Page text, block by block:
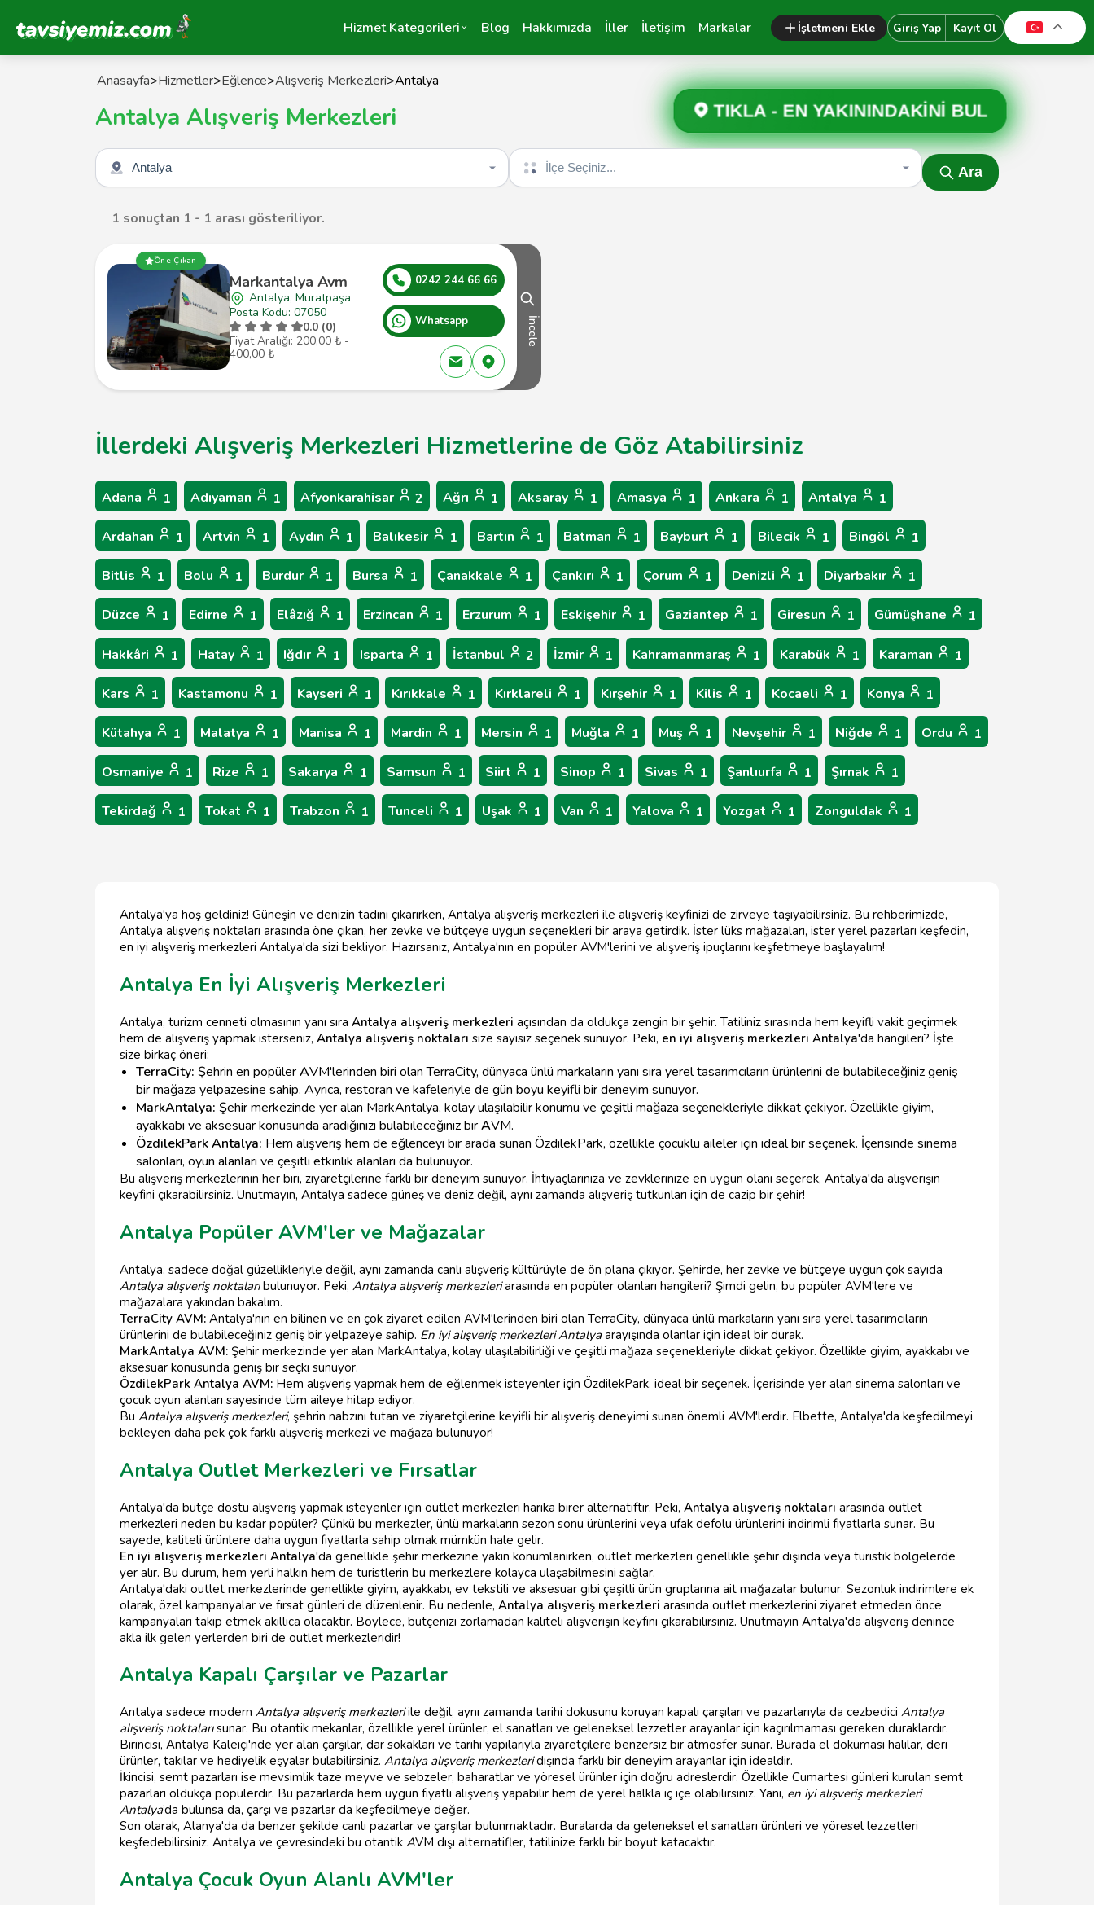
Tavsiyemiz Anasayfa Hizmet Kategorileri Blog Hakkımızda İller İletişim Markalar İşletmeni Ekle Giriş Yap Kayıt Ol
Anasayfa>Hizmetler>Eğlence>Alışveriş Merkezleri>Antalya
Antalya Alışveriş Merkezleri TIKLA -EN YAKININDAKİNİ BUL
Şehir seçin İlçe seçin
Ara
1 sonuçtan 1 - 1 arası gösteriliyor.
Öne Çıkan
Markantalya Avm
Antalya, Muratpaşa
Posta Kodu: 07050
0.0 (0)
Fiyat Aralığı: 200,00 ₺ -
400,00 ₺
0242 244 66 66
Whatsapp İncele
İllerdeki Alışveriş Merkezleri Hizmetlerine de Göz Atabilirsiniz
Adana 1 Adıyaman 1 Afyonkarahisar 2 Ağrı 1 Aksaray 1 Amasya 1 Ankara 1 Antalya 1
Ardahan 1 Artvin 1 Aydın 1 Balıkesir 1 Bartın 1 Batman 1 Bayburt 1 Bilecik 1 Bingöl 1
Bitlis 1 Bolu 1 Burdur 1 Bursa 1 Çanakkale 1 Çankırı 1 Çorum 1 Denizli 1 Diyarbakır 1
Düzce 1 Edirne 1 Elâzığ 1 Erzincan 1 Erzurum 1 Eskişehir 1 Gaziantep 1 Giresun 1 Gümüşhane 1
Hakkâri 1 Hatay 1 Iğdır 1 Isparta 1 İstanbul 2 İzmir 1 Kahramanmaraş 1 Karabük 1 Karaman 1
Kars 1 Kastamonu 1 Kayseri 1 Kırıkkale 1 Kırklareli 1 Kırşehir 1 Kilis 1 Kocaeli 1 Konya 1
Kütahya 1 Malatya 1 Manisa 1 Mardin 1 Mersin 1 Muğla 1 Muş 1 Nevşehir 1 Niğde 1 Ordu 1
Osmaniye 1 Rize 1 Sakarya 1 Samsun 1 Siirt 1 Sinop 1 Sivas 1 Şanlıurfa 1 Şırnak 1
Tekirdağ 1 Tokat 1 Trabzon 1 Tunceli 1 Uşak 1 Van 1 Yalova 1 Yozgat 1 Zonguldak 1
Antalya'ya hoş geldiniz! Güneşin ve denizin tadını çıkarırken, Antalya alışveriş merkezleri ile alışveriş keyfinizi de zirveye taşıyabilirsiniz. Bu rehberimizde,
Antalya alışveriş noktaları arasında öne çıkan, her zevke ve bütçeye uygun seçenekleri bir araya getirdik. İster lüks mağazaları, ister yerel pazarları keşfedin,
en iyi alışveriş merkezleri Antalya'da sizi bekliyor. Hazırsanız, Antalya'nın en popüler AVM'lerini ve alışveriş ipuçlarını keşfetmeye başlayalım!
Antalya En İyi Alışveriş Merkezleri
Antalya, turizm cenneti olmasının yanı sıra Antalya alışveriş merkezleri açısından da oldukça zengin bir şehir. Tatiliniz sırasında hem keyifli vakit geçirmek
hem de alışveriş yapmak isterseniz, Antalya alışveriş noktaları size sayısız seçenek sunuyor. Peki, en iyi alışveriş merkezleri Antalya'da hangileri? İşte
size birkaç öneri:
TerraCity: Şehrin en popülerAVM'lerinden biri olan TerraCity, dünyaca ünlü markaların yanı sıra yerel tasarımcıların ürünlerini de bulabileceğiniz geniş
bir mağaza yelpazesine sahip. Ayrıca, restoran ve kafeleriyle de gün boyu keyifli bir deneyim sunuyor.
MarkAntalya: Şehir merkezinde yer alan MarkAntalya, kolay ulaşılabilir konumu ve çeşitli mağaza seçenekleriyle dikkat çekiyor. Özellikle giyim,
ayakkabı ve aksesuar konusunda aradığınızı bulabileceğiniz birAVM.
ÖzdilekPark Antalya: Hem alışveriş hem de eğlenceyi bir arada sunan ÖzdilekPark, özellikle çocuklu aileler için ideal bir seçenek. İçerisinde sinema
salonları, oyun alanları ve çeşitli etkinlik alanları da bulunuyor.
Bu alışveriş merkezlerinin her biri, ziyaretçilerine farklı bir deneyim sunuyor. İhtiyaçlarınıza ve zevklerinize en uygun olanı seçerek, Antalya'da alışverişin
keyfini çıkarabilirsiniz. Unutmayın, Antalya sadece güneş ve deniz değil, aynı zamanda alışveriş tutkunları için de cazip bir şehir!
Antalya Popüler AVM'ler ve Mağazalar
Antalya, sadece doğal güzellikleriyle değil, aynı zamanda canlı alışveriş kültürüyle de ön plana çıkıyor. Şehirde, her zevke ve bütçeye uygun çok sayıda
Antalya alışveriş noktalarıbulunuyor. Peki, Antalya alışveriş merkezleriarasında en popüler olanları hangileri? Şimdi gelin, bu popüler AVM'lere ve
mağazalara yakından bakalım.
TerraCity AVM: Antalya'nın en bilinen ve en çok ziyaret edilen AVM'lerinden biri olan TerraCity, dünyaca ünlü markaların yanı sıra yerel tasarımcıların
ürünlerini de bulabileceğiniz geniş bir yelpazeye sahip. En iyi alışveriş merkezleri Antalyaarayışında olanlar için ideal bir durak.
MarkAntalya AVM: Şehir merkezinde yer alan MarkAntalya, kolay ulaşılabilirliği ve çeşitli mağaza seçenekleriyle dikkat çekiyor. Özellikle giyim, ayakkabı ve
aksesuar konusunda geniş bir seçki sunuyor.
ÖzdilekPark Antalya AVM: Hem alışveriş yapmak hem de eğlenmek isteyenler için ÖzdilekPark, ideal bir seçenek. İçerisinde yer alan sinema salonları ve
çocuk oyun alanları sayesinde tüm aileye hitap ediyor.
Bu Antalya alışveriş merkezleri, şehrin nabzını tutan ve ziyaretçilerine keyifli bir alışveriş deneyimi sunan önemli AVM'lerdir. Elbette, Antalya'da keşfedilmeyi
bekleyen daha pek çok farklı alışveriş merkezi ve mağaza bulunuyor!
Antalya Outlet Merkezleri ve Fırsatlar
Antalya'da bütçe dostu alışveriş yapmak isteyenler için outlet merkezleri harika birer alternatiftir. Peki, Antalya alışveriş noktaları arasında outlet
merkezleri neden bu kadar popüler? Çünkü bu merkezler, ünlü markaların sezon sonu ürünlerini veya ufak defolu ürünlerini indirimli fiyatlarla sunar. Bu
sayede, kaliteli ürünlere daha uygun fiyatlarla sahip olmak mümkün hale gelir.
En iyi alışveriş merkezleri Antalya'da genellikle şehir merkezine yakın konumlanırken, outlet merkezleri genellikle şehir dışında veya turistik bölgelerde
yer alır. Bu durum, hem yerli halkın hem de turistlerin bu merkezlere kolayca ulaşabilmesini sağlar.
Antalya'daki outlet merkezlerinde genellikle giyim, ayakkabı, ev tekstili ve aksesuar gibi çeşitli ürün gruplarına ait mağazalar bulunur. Sezonluk indirimlere ek
olarak, özel kampanyalar ve fırsat günleri de düzenlenir. Bu nedenle, Antalya alışveriş merkezleri arasında outlet merkezlerini ziyaret etmeden önce
kampanyaları takip etmek akıllıca olacaktır. Böylece, bütçenizi zorlamadan kaliteli alışverişin keyfini çıkarabilirsiniz. Unutmayın Antalya'da alışveriş denince
akla ilk gelen yerlerden biri de outlet merkezleridir!
Antalya Kapalı Çarşılar ve Pazarlar
Antalya sadece modern Antalya alışveriş merkezleriile değil, aynı zamanda tarihi dokusunu koruyan kapalı çarşıları ve pazarlarıyla da cezbedici Antalya
alışveriş noktalarısunar. Bu otantik mekanlar, özellikle yerel ürünler, el sanatları ve geleneksel lezzetler arayanlar için kaçırılmaması gereken duraklardır.
Birincisi, Antalya Kaleiçi'nde yer alan çarşılar, dar sokakları ve tarihi yapılarıyla ziyaretçilere benzersiz bir atmosfer sunar. Burada el dokuması halılar, deri
ürünler, takılar ve hediyelik eşyalar bulabilirsiniz. Antalya alışveriş merkezleridışında farklı bir deneyim arayanlar için idealdir.
İkincisi, semt pazarları ise mevsimlik taze meyve ve sebzeler, baharatlar ve yöresel ürünler için doğru adreslerdir. Özellikle Cumartesi günleri kurulan semt
pazarları oldukça popülerdir. Bu pazarlarda hem uygun fiyatlı alışveriş yapabilir hem de yerel halkla iç içe olabilirsiniz. Yani, en iyi alışveriş merkezleri
Antalya’da bulunsa da, çarşı ve pazarlar da keşfedilmeye değer.
Son olarak, Alanya'da da benzer şekilde canlı pazarlar ve çarşılar bulunmaktadır. Buralarda da geleneksel el sanatları ürünleri ve yöresel lezzetleri
keşfedebilirsiniz. Antalya ve çevresindeki bu otantik AVM dışı alternatifler, tatilinize farklı bir boyut katacaktır.
Antalya Çocuk Oyun Alanlı AVM'ler